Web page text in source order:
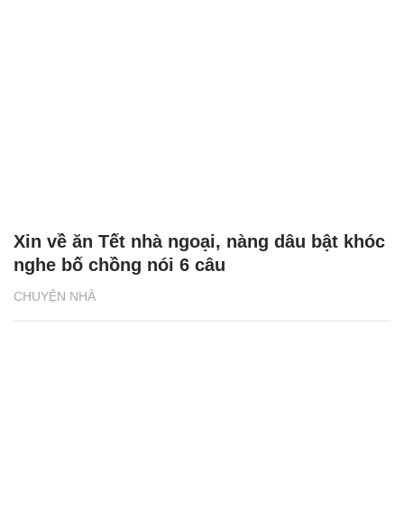
CHUYỆN NHÀ
Xin về ăn Tết nhà ngoại, nàng dâu bật khóc
nghe bố chồng nói 6 câu